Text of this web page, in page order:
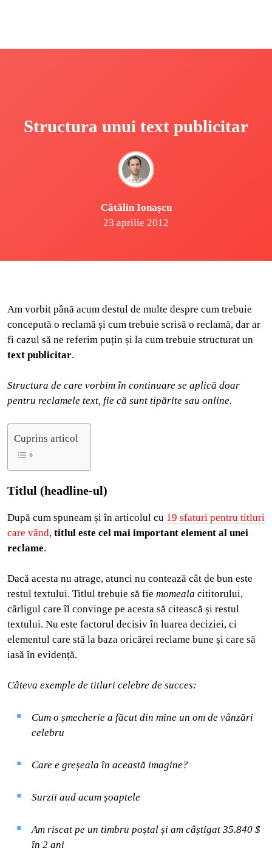
Structura unui text publicitar
Cătălin Ionașcu
23 aprilie 2012
Am vorbit până acum destul de multe despre cum trebuie
concepută o reclamă și cum trebuie scrisă o reclamă, dar ar
fi cazul să ne referim puțin și la cum trebuie structurat un
text publicitar.
Structura de care vorbim în continuare se aplică doar
pentru reclamele text, fie că sunt tipărite sau online.
Cuprins articol
Titlul (headline-ul)
După cum spuneam și în articolul cu 19 sfaturi pentru titluri
care vând, titlul este cel mai important element al unei
reclame.
Dacă acesta nu atrage, atunci nu contează cât de bun este
restul textului. Titlul trebuie să fie momeala cititorului,
cârligul care îl convinge pe acesta să citească și restul
textului. Nu este factorul decisiv în luarea deciziei, ci
elementul care stă la baza oricărei reclame bune și care să
iasă în evidență.
Câteva exemple de titluri celebre de succes:
Cum o șmecherie a făcut din mine un om de vânzări
celebru
Care e greșeala în această imagine?
Surzii aud acum șoaptele
Am riscat pe un timbru poștal și am câștigat 35.840 $
în 2 ani